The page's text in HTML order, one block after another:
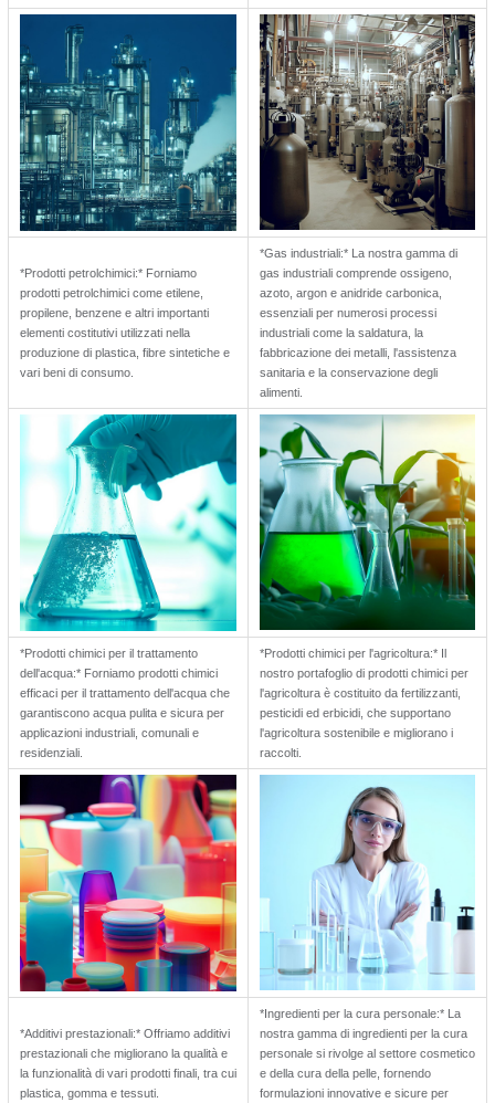
*Prodotti petrolchimici:* Forniamo
prodotti petrolchimici come etilene,
propilene, benzene e altri importanti
elementi costitutivi utilizzati nella
produzione di plastica, fibre sintetiche e
vari beni di consumo.
*Gas industriali:* La nostra gamma di
gas industriali comprende ossigeno,
azoto, argon e anidride carbonica,
essenziali per numerosi processi
industriali come la saldatura, la
fabbricazione dei metalli, l'assistenza
sanitaria e la conservazione degli
alimenti.
*Prodotti chimici per il trattamento
dell'acqua:* Forniamo prodotti chimici
efficaci per il trattamento dell'acqua che
garantiscono acqua pulita e sicura per
applicazioni industriali, comunali e
residenziali.
*Prodotti chimici per l'agricoltura:* Il
nostro portafoglio di prodotti chimici per
l'agricoltura è costituito da fertilizzanti,
pesticidi ed erbicidi, che supportano
l'agricoltura sostenibile e migliorano i
raccolti.
*Additivi prestazionali:* Offriamo additivi
prestazionali che migliorano la qualità e
la funzionalità di vari prodotti finali, tra cui
plastica, gomma e tessuti.
*Ingredienti per la cura personale:* La
nostra gamma di ingredienti per la cura
personale si rivolge al settore cosmetico
e della cura della pelle, fornendo
formulazioni innovative e sicure per